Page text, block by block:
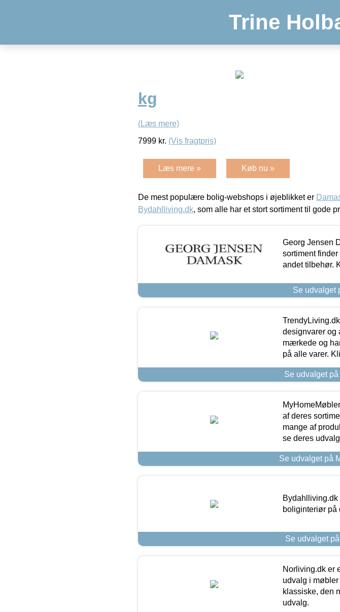
Trine
kg
(Læs mere)
7999 kr. (Vis fragtpris)
Læs mere » Køb nu »
De mest populære bolig-webshops i øjeblikket er
Bydahlliving.dk, som alle har et stort sortiment til gode
Georg Jensen
sortiment
andet tilbehør.
Se udvalget
designvarer og
mærkede og
på alle varer.
Se udvalget
af deres
mange af
se deres
Se udvalget på
Bydahlliving.dk
boliginteriør på
Se udvalget
Norliving.dk er
udvalg i
klassiske, den
udvalg.